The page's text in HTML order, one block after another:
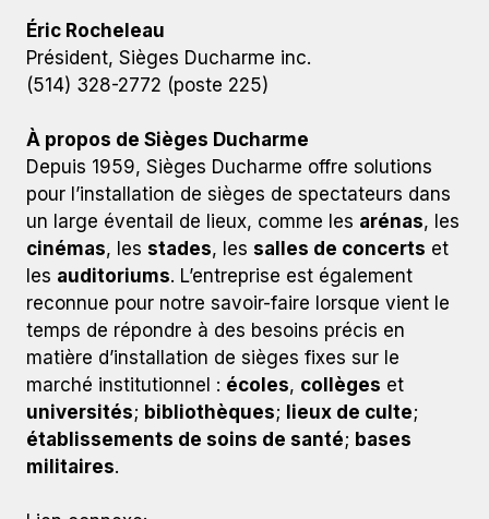
Éric Rocheleau
Président, Sièges Ducharme inc.
(514) 328-2772 (poste 225)
À propos de Sièges Ducharme
Depuis 1959, Sièges Ducharme offre solutions
pour l’installation de sièges de spectateurs dans
un large éventail de lieux, comme les arénas, les
cinémas, les stades, les salles de concerts et
les auditoriums. L’entreprise est également
reconnue pour notre savoir-faire lorsque vient le
temps de répondre à des besoins précis en
matière d’installation de sièges fixes sur le
marché institutionnel : écoles, collèges et
universités; bibliothèques; lieux de culte;
établissements de soins de santé; bases
militaires.